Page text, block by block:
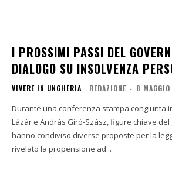
I PROSSIMI PASSI DEL
DIALOGO SU INSOLVENZA
VIVERE IN UNGHERIA REDAZIONE - 8
Durante una conferenza stampa congiunta
Lázár e András Giró-Szász, figure chiave del
hanno condiviso diverse proposte per la
rivelato la propensione ad...